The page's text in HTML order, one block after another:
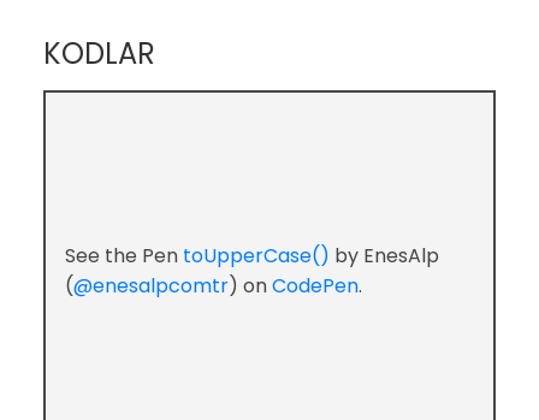
KODLAR
See the Pen toUpperCase() by EnesAlp
(@enesalpcomtr) onCodePen.